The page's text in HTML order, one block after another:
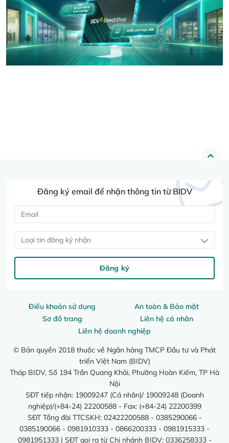
Điều khoản sử dụng
An toàn & Bảo mật
Sơ đồ trang
Liên hệ cá nhân
Liên hệ doanh nghiệp
© Bản quyền 2018 thuộc về Ngân hàng TMCP Đầu tư và Phát
triển Việt Nam (BIDV)
Tháp BIDV, Số 194 Trần Quang Khải, Phường Hoàn Kiếm, TP Hà
Nội
SĐT tiếp nhận: 19009247 (Cá nhân)/ 19009248 (Doanh
nghiệp)/(+84-24) 22200588 - Fax: (+84-24) 22200399
SĐT Tổng đài TTCSKH: 02422200588 - 0385290066 -
0385190066 - 0981910333 - 0866200333 - 0981915333 -
0981951333 | SĐT gọi ra từ Chi nhánh BIDV: 0336258333 -
Đăng ký email để nhận thông tin từ BIDV
Loại tin đăng ký nhận
Đăng ký